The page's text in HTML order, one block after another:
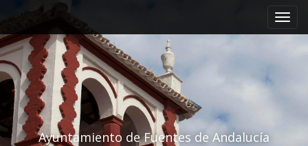
Menú principal
Saltar al contenido
Ayuntamiento de Fuentes de Andalucía